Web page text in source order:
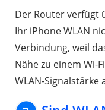
Der Router verfügt
Ihr iPhone WLAN
Verbindung, weil
Nähe zu einem Wi-
WLAN-Signalstärke